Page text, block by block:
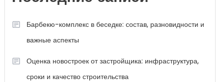
Барбекю-комплекс в беседке: состав, разновидности и
важные аспекты
Оценка новостроек от застройщика: инфраструктура,
сроки и качество строительства